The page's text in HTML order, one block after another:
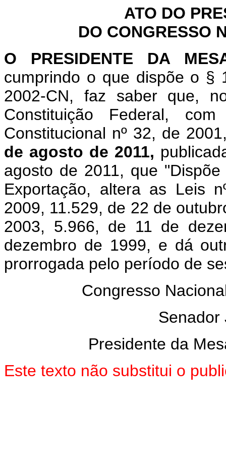
ATO DO
DO CONGRESSO
O PRESIDENTE DA
cumprindo o que dispõe o §
2002-CN, faz saber que,
Constituição Federal,
Constitucional nº 32, de
de agosto de 2011,
agosto de 2011, que
Exportação, altera as Leis
2009, 11.529, de 22 de
2003, 5.966, de 11 de
dezembro de 1999, e dá
prorrogada pelo período de
Congresso
Senador
Presidente da
Este texto não substitui o